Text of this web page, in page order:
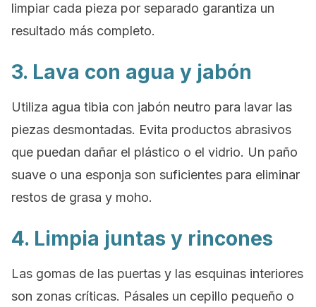
limpiar cada pieza por separado garantiza un
resultado más completo.
3. Lava con agua y jabón
Utiliza agua tibia con jabón neutro para lavar las
piezas desmontadas. Evita productos abrasivos
que puedan dañar el plástico o el vidrio. Un paño
suave o una esponja son suficientes para eliminar
restos de grasa y moho.
4. Limpia juntas y rincones
Las gomas de las puertas y las esquinas interiores
son zonas críticas. Pásales un cepillo pequeño o